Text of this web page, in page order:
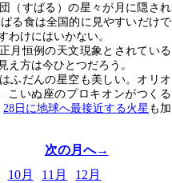
（すばる）の星々が月に隠され
る食は全国的に見やすいだけで
わけにはいかない。
月恒例の天文現象とされている
方は今ひとつだろう。
ふだんの星空も美しい。オリオ
こいぬ座のプロキオンがつくる
28日に地球へ最接近する火星も加
次の月へ→
10月 11月
12月